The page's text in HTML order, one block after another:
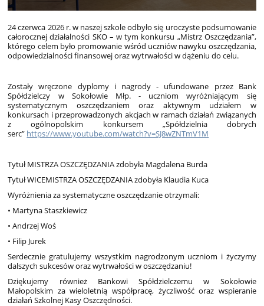
24 czerwca 2026 r. w naszej szkole odbyło się uroczyste podsumowanie
całorocznej działalności SKO – w tym konkursu „Mistrz Oszczędzania”,
którego celem było promowanie wśród uczniów nawyku oszczędzania,
odpowiedzialności finansowej oraz wytrwałości w dążeniu do celu.
Zostały wręczone dyplomy i nagrody - ufundowane przez Bank
Spółdzielczy w Sokołowie Młp. - uczniom wyróżniającym się
systematycznym oszczędzaniem oraz aktywnym udziałem w
konkursach i przeprowadzonych akcjach w ramach działań związanych
z ogólnopolskim konkursem „Spółdzielnia dobrych
serc” https://www.youtube.com/watch?v=SJ8wZNTmV1M
Tytuł MISTRZA OSZCZĘDZANIA zdobyła Magdalena Burda
Tytuł WICEMISTRZA OSZCZĘDZANIA zdobyła Klaudia Kuca
Wyróżnienia za systematyczne oszczędzanie otrzymali:
• Martyna Staszkiewicz
• Andrzej Woś
• Filip Jurek
Serdecznie gratulujemy wszystkim nagrodzonym uczniom i życzymy
dalszych sukcesów oraz wytrwałości w oszczędzaniu!
Dziękujemy również Bankowi Spółdzielczemu w Sokołowie
Małopolskim za wieloletnią współpracę, życzliwość oraz wspieranie
działań Szkolnej Kasy Oszczędności.